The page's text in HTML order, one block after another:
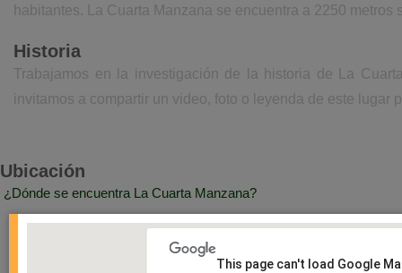
habitantes. La Cuarta Manzana se encuentra a 2250 metros
Historia
Trabajamos en la investigación de la historia de La
invitamos a compartir un video, foto o leyenda de este lugar
Ubicación
¿Dónde se encuentra La Cuarta Manzana?
This page can't load Google